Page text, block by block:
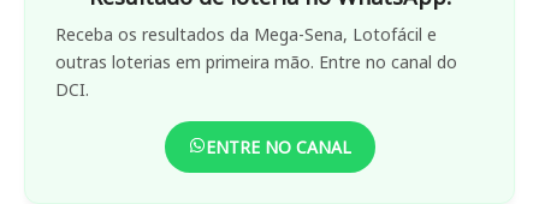
Receba os resultados da Mega-Sena, Lotofácil e
outras loterias em primeira mão. Entre no canal do
DCI.
ENTRE NO CANAL